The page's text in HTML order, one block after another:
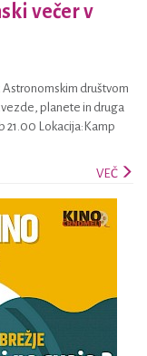
večer v
društvom
planete in druga
21.00 Lokacija:Kamp
VEČ